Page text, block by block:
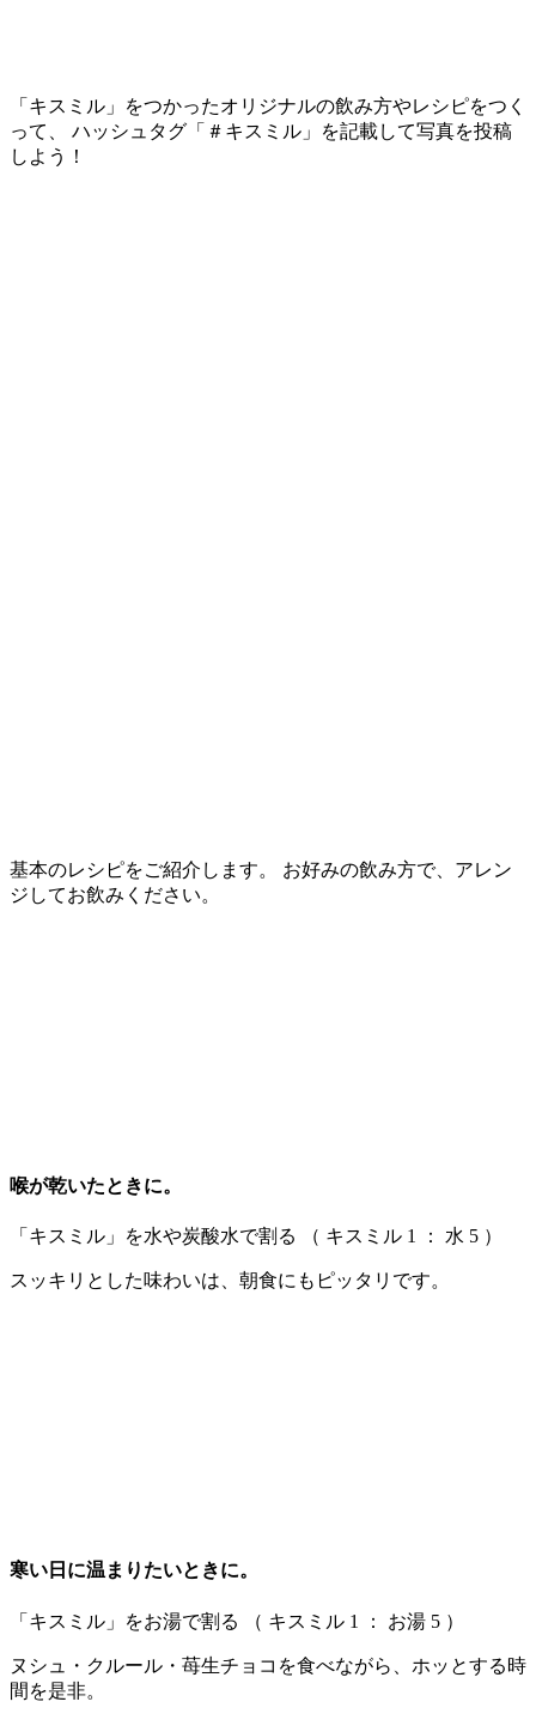
「キスミル」をつかったオリジナルの飲み方やレシピをつく
って、 ハッシュタグ「＃キスミル」を記載して写真を投稿
しよう！
基本のレシピをご紹介します。 お好みの飲み方で、アレン
ジしてお飲みください。
喉が乾いたときに。
「キスミル」を水や炭酸水で割る （ キスミル 1 ： 水 5 ）
スッキリとした味わいは、朝食にもピッタリです。
寒い日に温まりたいときに。
「キスミル」をお湯で割る （ キスミル 1 ： お湯 5 ）
ヌシュ・クルール・苺生チョコを食べながら、ホッとする時
間を是非。